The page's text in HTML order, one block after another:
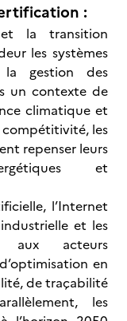
:
la transition
les systèmes
gestion des
un contexte de
climatique et
compétitivité, les
repenser leurs
et
l’Internet
et les
aux acteurs
en
de traçabilité
les